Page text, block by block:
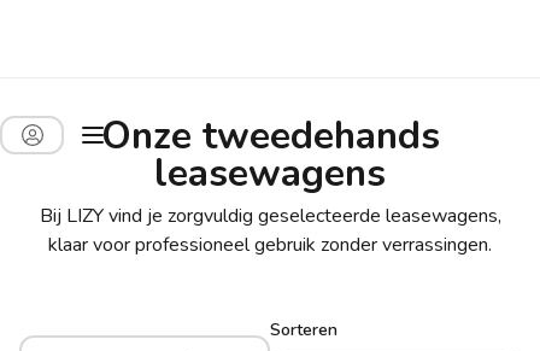
Onze tweedehands
leasewagens
Bij LIZY vind je zorgvuldig geselecteerde leasewagens,
klaar voor professioneel gebruik zonder verrassingen.
Sorteren